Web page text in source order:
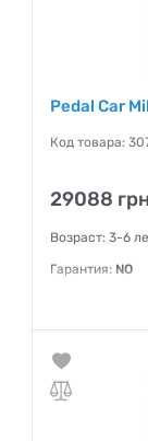
Pedal Car
Код товара:
29088 грн
Возраст: 3-6
Гарантия: NO